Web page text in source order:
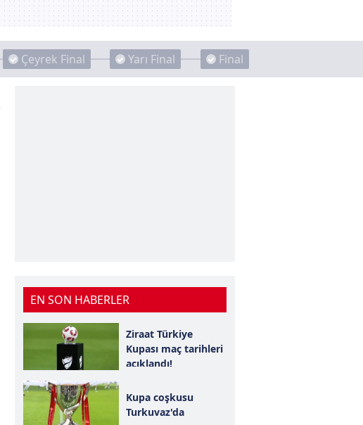
Çeyrek Final Yarı Final Final
EN SON HABERLER
Ziraat Türkiye
Kupası maç tarihleri
açıklandı!
Kupa coşkusu
Turkuvaz'da